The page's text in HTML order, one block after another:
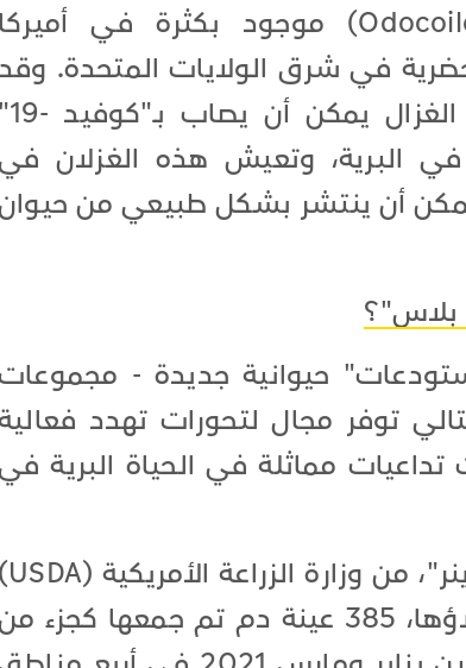
الأيل أبيض الذيل (Odocoileus virginianus) موجود بكثرة في أميركا
في شرق الولايات المتحدة. وقد
أظهرت التجارب المعملية السابقة أن الغزال يمكن أن يصاب بـ"كوفيد -19"
البرية، وتعيش هذه الغزلان
أن ينتشر بشكل طبيعي من
بلاس"؟
حيوانية جديدة -
توفر مجال لتحورات تهدد
مماثلة في الحياة البرية
لتقييم هذا الخطر، اختبرت "سوزان شراينر"، من وزارة الزراعة الأمريكية (USDA)
في فورت كولينز بولاية كولورادو وزملاؤها، 385 عينة دم تم جمعها كجزء